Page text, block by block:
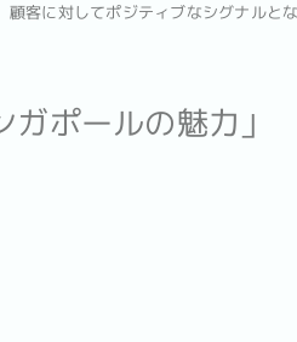
客に対してポジティブなシグナルと
ポールの魅力」